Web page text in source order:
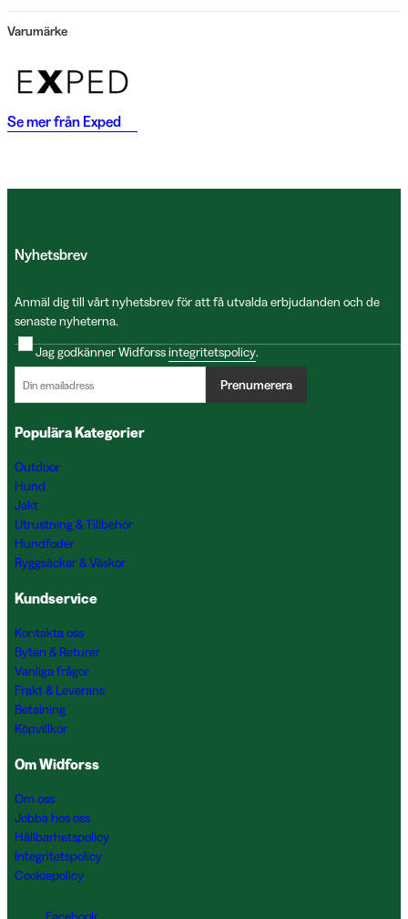
Varumärke
Se mer från Exped
Nyhetsbrev
Anmäl dig till vårt nyhetsbrev för att få utvalda erbjudanden och de
senaste nyheterna.
Jag godkänner Widforssintegritetspolicy.
Prenumerera
Populära Kategorier
Outdoor
Hund
Jakt
Utrustning & Tillbehör
Hundfoder
Ryggsäckar & Väskor
Kundservice
Kontakta oss
Byten & Returer
Vanliga frågor
Frakt & Leverans
Betalning
Köpvillkor
Om Widforss
Om oss
Jobba hos oss
Hållbarhetspolicy
Integritetspolicy
Cookiepolicy